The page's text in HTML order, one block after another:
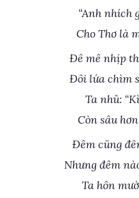
“Anh nhích
Cho Thơ là
Đê mê nhịp
Đôi lứa chìm
Ta nhủ:
Còn sâu
Đêm cũng
Nhưng đêm
Ta hôn